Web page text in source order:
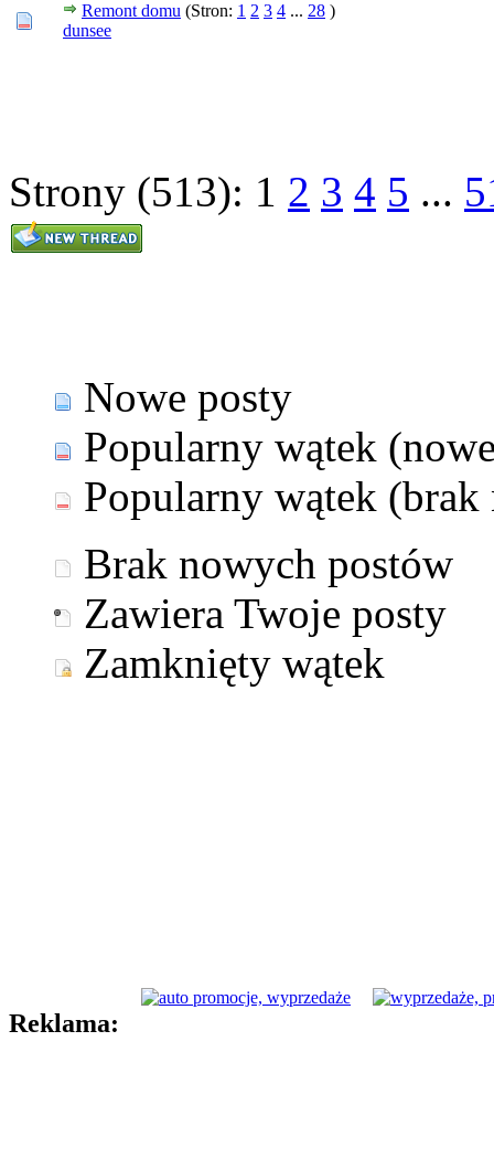
Remont domu (Stron: 1 2 3 4 ... 28 )
dunsee
Strony (513): 1 2 3 4 5 ...
Nowe posty
Popularny wątek
Popularny wątek
Brak nowych postów
Zawiera Twoje posty
Zamknięty wątek
Reklama: